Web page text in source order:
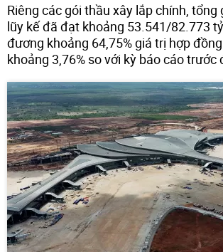
Riêng các gói thầu xây lắp chính,
lũy kế đã đạt khoảng 53.541/82.773
đương khoảng 64,75% giá trị hợp
khoảng 3,76% so với kỳ báo cáo trước